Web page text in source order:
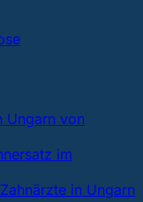
Ungarn von
im
in Ungarn